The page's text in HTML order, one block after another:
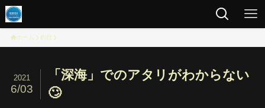
ホーム 釣行
「深海」でのアタリがわからない
🙄
2021
6/03